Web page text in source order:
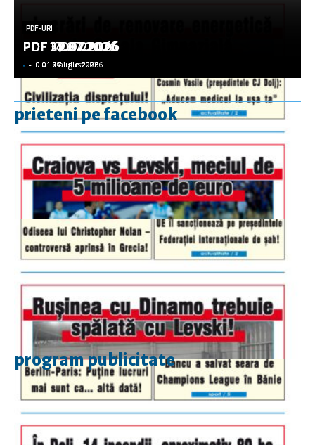
PDF-URI
PDF 3.08.2026
- - 0:01 3 august 2026
PDF-URI
PDF 29.07.2026
- - 0:01 29 iulie 2026
PDF-URI
PDF 27.07.2026
- - 0:01 27 iulie 2026
PDF-URI
PDF 17.07.2026
- - 0:01 17 iulie 2026
PDF-URI
PDF 14.07.2026
- - 0:01 14 iulie 2026
prieteni pe facebook
program publicitate
luni-vineri
9.00 - 17.00
duminică
9.00 - 12.00